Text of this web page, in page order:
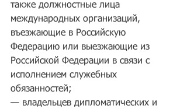
также должностные лица
международных организаций,
въезжающие в Российскую
Федерацию или выезжающие из
Российской Федерации в связи с
исполнением служебных
обязанностей;
— владельцев дипломатических и